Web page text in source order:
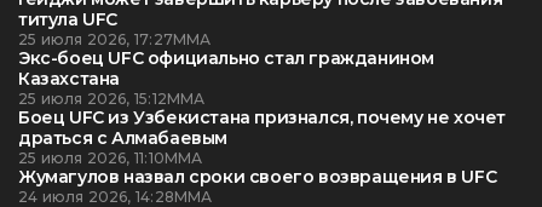
титула UFC
25 июля 2026, 17:27ММА
Экс-боец UFC официально стал гражданином
Казахстана
25 июля 2026, 15:12ММА
Боец UFC из Узбекистана признался, почему не хочет
драться с Алмабаевым
25 июля 2026, 11:10ММА
Жумагулов назвал сроки своего возвращения в UFC
24 июля 2026, 14:28ММА